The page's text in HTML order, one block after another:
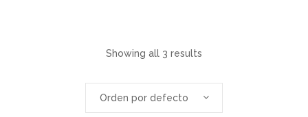
Showing all 3 results
Orden por defecto